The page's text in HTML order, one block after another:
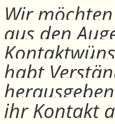
Wir
aus den
habt
ihr Kontakt